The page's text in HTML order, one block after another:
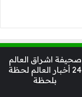
صحيفة اشراق العالم
24 أخبار العالم لحظة
بلحظة